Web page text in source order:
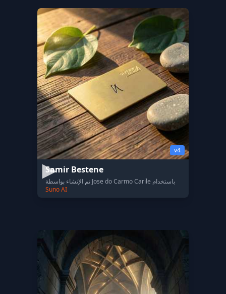
v4
Samir Bestene
تم الإنشاء بواسطة Jose do Carmo Carile باستخدام
Suno AI